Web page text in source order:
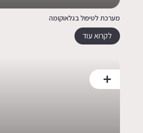
מערכת לטיפול בגלאוקומה
לקרוא עוד